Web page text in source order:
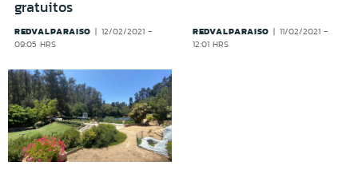
gratuitos
REDVALPARAISO
12/02/2021 -
09:05 HRS
REDVALPARAISO
11/02/2021 -
12:01 HRS